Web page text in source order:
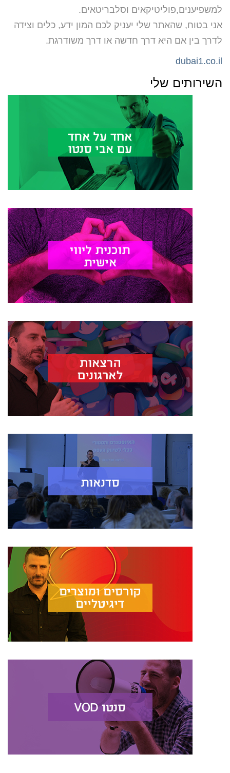
למשפיענים,פוליטיקאים וסלבריטאים.
אני בטוח, שהאתר שלי יעניק לכם המון ידע, כלים וצידה
לדרך בין אם היא דרך חדשה או דרך משודרגת.
dubai1.co.il
השירותים שלי